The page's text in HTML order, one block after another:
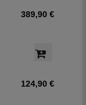
389,90 €
124,90 €